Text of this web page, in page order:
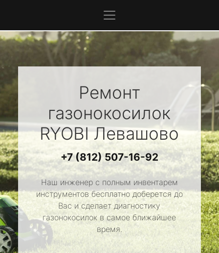
Ремонт
газонокосилок
RYOBIЛевашово
+7 (812) 507-16-92
Наш инженер с полным инвентарем
инструментов бесплатно доберется до
Вас и сделает диагностику
газонокосилок в самое ближайшее
время.